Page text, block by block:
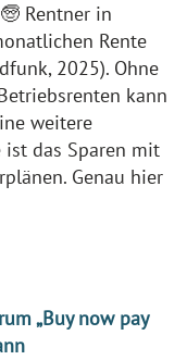
Rentner in
Rente
2025). Ohne
kann
weitere
das Sparen mit
Genau hier
„Buy now pay